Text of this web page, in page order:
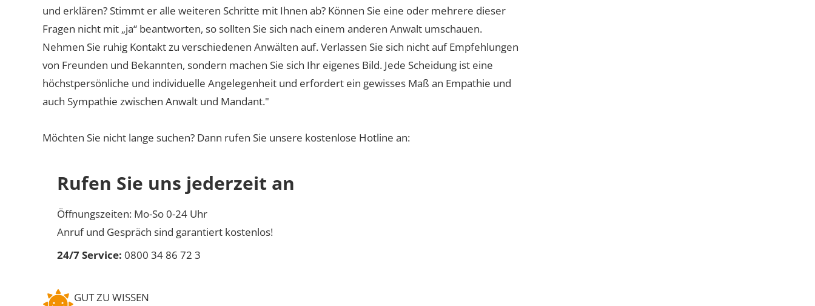
und erklären? Stimmt er alle weiteren Schritte mit Ihnen ab? Können Sie eine oder mehrere dieser
Fragen nicht mit „ja“ beantworten, so sollten Sie sich nach einem anderen Anwalt umschauen.
Nehmen Sie ruhig Kontakt zu verschiedenen Anwälten auf. Verlassen Sie sich nicht auf Empfehlungen
von Freunden und Bekannten, sondern machen Sie sich Ihr eigenes Bild. Jede Scheidung ist eine
höchstpersönliche und individuelle Angelegenheit und erfordert ein gewisses Maß an Empathie und
auch Sympathie zwischen Anwalt und Mandant."
Möchten Sie nicht lange suchen? Dann rufen Sie unsere kostenlose Hotline an:
Rufen Sie uns jederzeit an
Öffnungszeiten: Mo-So 0-24 Uhr
Anruf und Gespräch sind garantiert kostenlos!
24/7 Service: 0800 34 86 72 3
GUT ZU WISSEN